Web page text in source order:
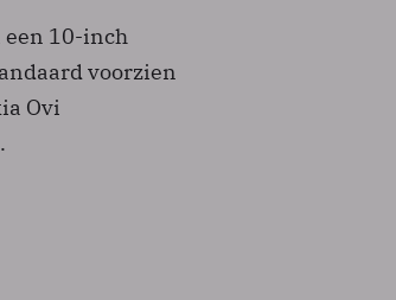
10-inch
voorzien
Ovi